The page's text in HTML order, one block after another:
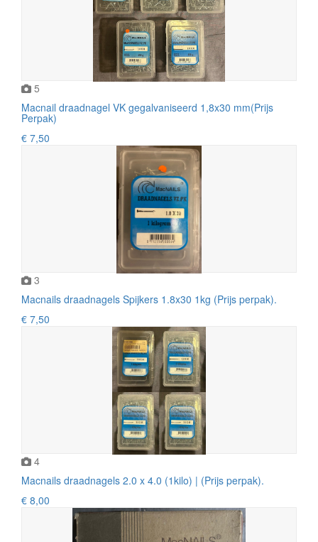
5
Macnail draadnagel VK gegalvaniseerd 1,8x30 mm(Prijs
Perpak)
€ 7,50
3
Macnails draadnagels Spijkers 1.8x30 1kg (Prijs perpak).
€ 7,50
4
Macnails draadnagels 2.0 x 4.0 (1kilo) | (Prijs perpak).
€ 8,00